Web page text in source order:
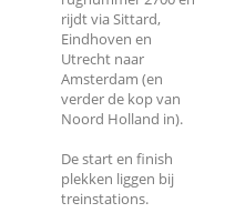
rijdt via Sittard,
Eindhoven en
Utrecht naar
Amsterdam (en
verder de kop van
Noord Holland in).
De start en finish
plekken liggen bij
treinstations.